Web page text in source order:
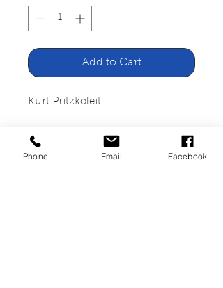
Add to Cart
Kurt Pritzkoleit
Wem gehört Deutschland
Phone Email Facebook